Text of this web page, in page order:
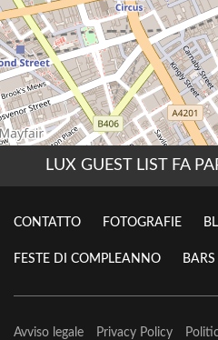
LUX GUEST LIST FA
CONTATTO FOTOGRAFIE
FESTE DI COMPLEANNO BARS
Avviso legale Privacy Policy